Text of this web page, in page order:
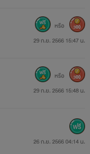
29 ก.ย. 2566 15:47 น.
หรือ 300
29 ก.ย. 2566 15:48 น.
หรือ 300
26 ก.ย. 2566 04:14 น.